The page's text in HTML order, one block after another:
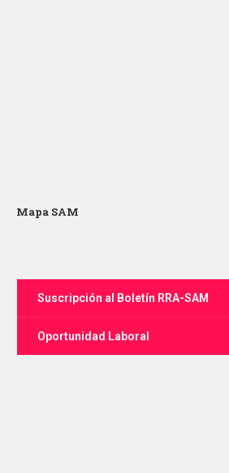
Mapa SAM
Click para Zoom
Suscripción al Boletín RRA-SAM
Oportunidad Laboral